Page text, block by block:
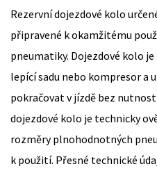
Rezervní dojezdové kolo
připravené k okamžitému
pneumatiky. Dojezdové kolo
lepící sadu nebo kompresor a
pokračovat v jízdě bez
dojezdové kolo je technicky
rozměry plnohodnotných
k použití. Přesné technické